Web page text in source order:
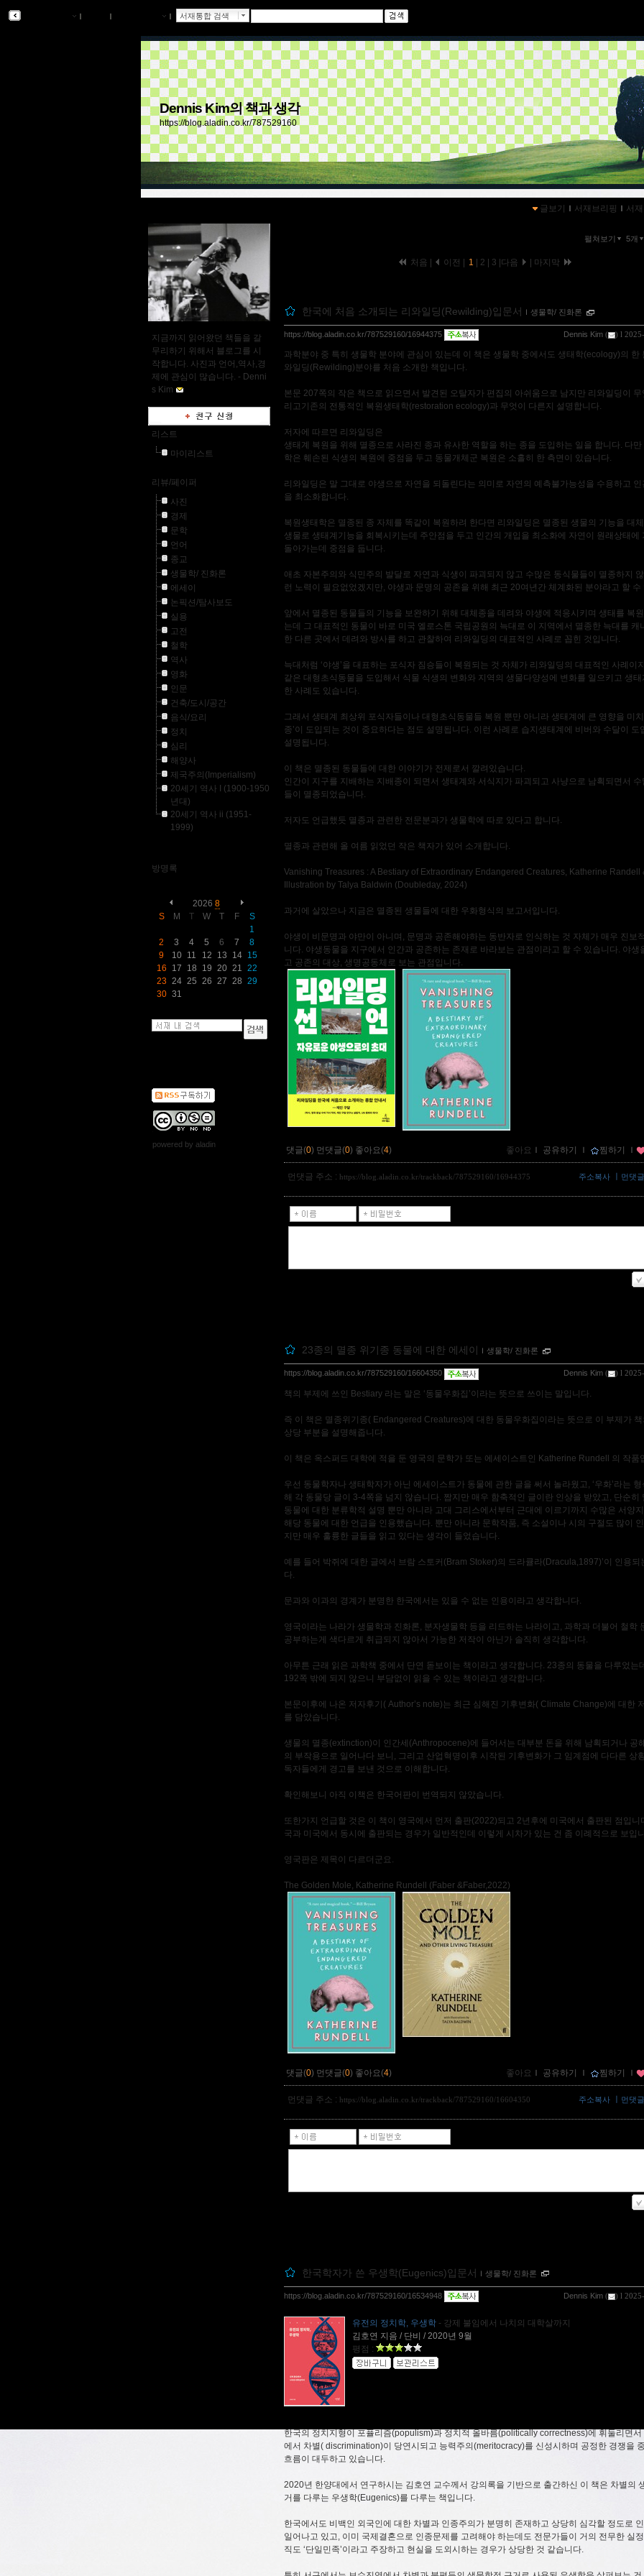
ｌ ｌ ｌ 서재통합 검색
Dennis Kim의 책과 생각
https://blog.aladin.co.kr/787529160
글보기 ｌ 서재브리핑 ｌ 서재
지금까지 읽어왔던 책들을 갈
무리하기 위해서 블로그를 시
작합니다. 사진과 언어,역사,경
제에 관심이 많습니다. - Denni
s Kim
리스트
마이리스트
리뷰/페이퍼
사진
경제
문학
언어
종교
생물학/ 진화론
에세이
논픽션/탐사보도
실용
고전
철학
역사
영화
인문
건축/도시/공간
음식/요리
정치
심리
해양사
제국주의(Imperialism)
20세기 역사 I (1900-1950
년대)
20세기 역사 ii (1951-
1999)
방명록
2026 8
S
M T W T F
S
1
2
3 4 5 6 7
8
9
10 11 12 13 14
15
16
17 18 19 20 21 22
23 24 25 26 27 28 29
30 31
powered by aladin
펼쳐보기 5개
처음 | 이전 | 1 2 3 다음 마지막
한국에 처음 소개되는 리와일딩(Rewilding)입문서 ｌ 생물학/ 진화론
Dennis Kim ( ) l
https://blog.aladin.co.kr/787529160/16944375
과학분야 중 특히 생물학 분야에 관심이 있는데 이 책은 생물학 중에서도 생태학(ecology)의 한
와일딩(Rewilding)분야를 처음 소개한 책입니다.
본문 207쪽의 작은 책으로 읽으면서 발견된 오탈자가 편집의 아쉬움으로 남지만 리와일딩이 무
리고기존의 전통적인 복원생태학(restoration ecology)과 무엇이 다른지 설명합니다.
저자에 따르면 리와일딩은
생태계 복원을 위해 멸종으로 사라진 종과 유사한 역할을 하는 종을 도입하는 일을 합니다. 다만
학은 훼손된 식생의 복원에 중점을 두고 동물개체군 복원은 소홀히 한 측면이 있습니다.
리와일딩은 말 그대로 야생으로 자연을 되돌린다는 의미로 자연의 예측불가능성을 수용하고 인
을 최소화합니다.
복원생태학은 멸종된 종 자체를 똑같이 복원하려 한다면 리와일딩은 멸종된 생물의 기능을 대
생물로 생태계기능을 회복시키는데 주안점을 두고 인간의 개입을 최소화에 자연이 원래상태에
돌아가는데 중점을 둡니다.
애초 자본주의와 식민주의 발달로 자연과 식생이 파괴되지 않고 수많은 동식물들이 멸종하지 않
런 노력이 필요없었겠지만, 야생과 문명의 공존을 위해 최근 20여년간 체계화된 분야라고 할 수
앞에서 멸종된 동물들의 기능을 보완하기 위해 대체종을 데려와 야생에 적응시키며 생태를 복
는데 그 대표적인 동물이 바로 미국 엘로스톤 국립공원의 늑대로 이 지역에서 멸종한 늑대를 캐
한 다른 곳에서 데려와 방사를 하고 관찰하여 리와일딩의 대표적인 사례로 꼽힌 것입니다.
늑대처럼 ‘야생’을 대표하는 포식자 짐승들이 복원되는 것 자체가 리와일딩의 대표적인 사례이
같은 대형초식동물을 도입해서 식물 식생의 변화와 지역의 생물다양성에 변화를 일으키고 생태
한 사례도 있습니다.
그래서 생태계 최상위 포식자들이나 대형초식동물들 복원 뿐만 아니라 생태계에 큰 영향을 미치
종’이 도입되는 것이 중요하다는 점도 설명됩니다. 이런 사례로 습지생태계에 비버와 수달이 도
설명됩니다.
이 책은 멸종된 동물들에 대한 이야기가 전제로서 깔려있습니다.
인간이 지구를 지배하는 지배종이 되면서 생태계와 서식지가 파괴되고 사냥으로 남획되면서 수
들이 멸종되었습니다.
저자도 언급했듯 멸종과 관련한 전문분과가 생물학에 따로 있다고 합니다.
멸종과 관련해 올 여름 읽었던 작은 책자가 있어 소개합니다.
Vanishing Treasures : A Bestiary of Extraordinary Endangered Creatures, Katherine Randell
Illustration by Talya Baldwin (Doubleday, 2024)
과거에 살았으나 지금은 멸종된 생물들에 대한 우화형식의 보고서입니다.
야생이 비문명과 야만이 아니며, 문명과 공존해야하는 동반자로 인식하는 것 자체가 매우 진보
니다. 야생동물을 지구에서 인간과 공존하는 존재로 바라보는 관점이라고 할 수 있습니다. 야생
고 공존의 대상, 생명공동체로 보는 관점입니다.
댓글(0) 먼댓글(0) 좋아요(4) 좋아요 ｌ 공유하기 ｌ 찜하기 ｌ
먼댓글 주소 : https://blog.aladin.co.kr/trackback/787529160/16944375 먼댓
주소복사
23종의 멸종 위기종 동물에 대한 에세이 ｌ 생물학/ 진화론
Dennis Kim ( ) l
https://blog.aladin.co.kr/787529160/16604350
책의 부제에 쓰인 Bestiary 라는 말은 ‘동물우화집’이라는 뜻으로 쓰이는 말입니다.
즉 이 책은 멸종위기종( Endangered Creatures)에 대한 동물우화집이라는 뜻으로 이 부제가 책
상당 부분을 설명해줍니다.
이 책은 옥스퍼드 대학에 적을 둔 영국의 문학가 또는 에세이스트인 Katherine Rundell 의 작품
우선 동물학자나 생태학자가 아닌 에세이스트가 동물에 관한 글을 써서 놀라웠고, ‘우화’라는 형
해 각 동물당 글이 3-4쪽을 넘지 않습니다. 짭지만 매우 함축적인 글이란 인상을 받았고, 단순히
동물에 대한 분류학적 설명 뿐만 아니라 고대 그리스에서부터 근대에 이르기까지 수많은 서양지
해당 동물에 대한 언급을 인용했습니다. 뿐만 아니라 문학작품, 즉 소설이나 시의 구절도 많이
지만 매우 훌륭한 글들을 읽고 있다는 생각이 들었습니다.
예를 들어 박쥐에 대한 글에서 브람 스토커(Bram Stoker)의 드라큘라(Dracula,1897)’이 인용되
다.
문과와 이과의 경계가 분명한 한국에서는 있을 수 없는 인용이라고 생각합니다.
영국이라는 나라가 생물학과 진화론, 분자생물학 등을 리드하는 나라이고, 과학과 더불어 철학
공부하는게 색다르게 취급되지 않아서 가능한 저작이 아닌가 솔직히 생각합니다.
아무튼 근래 읽은 과학책 중에서 단연 돋보이는 책이라고 생각합니다. 23종의 동물을 다루었는
192쪽 밖에 되지 않으니 부담없이 읽을 수 있는 책이라고 생각합니다.
본문이후에 나온 저자후기( Author’s note)는 최근 심해진 기후변화( Climate Change)에 대한
를 담았습니다.
생물의 멸종(extinction)이 인간세(Anthropocene)에 들어서는 대부분 돈을 위해 남획되거나 공
의 부작용으로 일어나다 보니, 그리고 산업혁명이후 시작된 기후변화가 그 임계점에 다다른 상
독자들에게 경고를 보낸 것으로 이해합니다.
확인해보니 아직 이책은 한국어판이 번역되지 않았습니다.
또한가지 언급할 것은 이 책이 영국에서 먼저 출판(2022)되고 2년후에 미국에서 출판된 점입니
국과 미국에서 동시에 출판되는 경우가 일반적인데 이렇게 시차가 있는 건 좀 이례적으로 보입
영국판은 제목이 다르더군요.
The Golden Mole, Katherine Rundell (Faber &Faber,2022)
댓글(0) 먼댓글(0) 좋아요(4) 좋아요 ｌ 공유하기 ｌ 찜하기 ｌ
먼댓글 주소 : https://blog.aladin.co.kr/trackback/787529160/16604350 먼댓
주소복사
한국학자가 쓴 우생학(Eugenics)입문서 ｌ 생물학/ 진화론
Dennis Kim ( ) l
https://blog.aladin.co.kr/787529160/16534948
유전의 정치학, 우생학 - 강제 불임에서 나치의 대학살까지
김호연 지음 / 단비 / 2020년 9월
평점 :
한국의 정치지형이 포퓰리즘(populism)과 정치적 올바름(politically correctness)에 휘둘리면서
에서 차별( discrimination)이 당연시되고 능력주의(meritocracy)를 신성시하며 공정한 경쟁을
흐름이 대두하고 있습니다.
2020년 한양대에서 연구하시는 김호연 교수께서 강의록을 기반으로 출간하신 이 책은 차별의
거를 다루는 우생학(Eugenics)를 다루는 책입니다.
한국에서도 비백인 외국인에 대한 차별과 인종주의가 분명히 존재하고 상당히 심각할 정도로
일어나고 있고, 이미 국제결혼으로 인종문제를 고려해야 하는데도 전문가들이 거의 전무한 실
직도 ‘단일민족’이라고 주장하고 현실을 도외시하는 경우가 상당한 것 같습니다.